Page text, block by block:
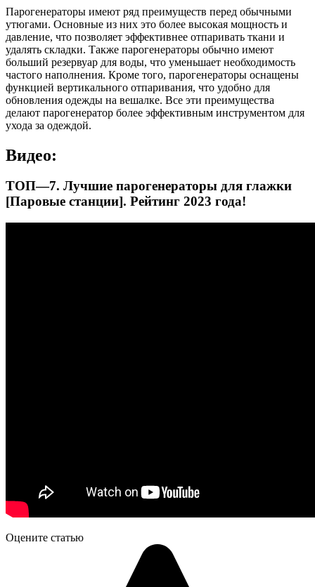
Парогенераторы имеют ряд преимуществ перед обычными
утюгами. Основные из них это более высокая мощность и
давление, что позволяет эффективнее отпаривать ткани и
удалять складки. Также парогенераторы обычно имеют
больший резервуар для воды, что уменьшает необходимость
частого наполнения. Кроме того, парогенераторы оснащены
функцией вертикального отпаривания, что удобно для
обновления одежды на вешалке. Все эти преимущества
делают парогенератор более эффективным инструментом для
ухода за одеждой.
Видео:
ТОП—7. Лучшие парогенераторы для глажки
[Паровые станции]. Рейтинг 2023 года!
Оцените статью